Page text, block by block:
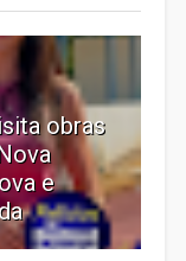
obras
e